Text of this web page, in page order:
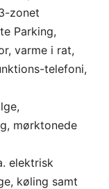
zonet
Parking,
varme i rat,
telefoni,
mørktonede
elektrisk
køling samt